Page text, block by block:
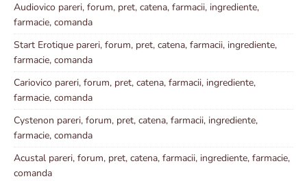
Audiovico pareri, forum, pret, catena, farmacii, ingrediente,
farmacie, comanda
Start Erotique pareri, forum, pret, catena, farmacii, ingrediente,
farmacie, comanda
Cariovico pareri, forum, pret, catena, farmacii, ingrediente,
farmacie, comanda
Cystenon pareri, forum, pret, catena, farmacii, ingrediente,
farmacie, comanda
Acustal pareri, forum, pret, catena, farmacii, ingrediente, farmacie,
comanda